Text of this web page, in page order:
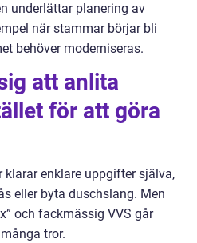
underlättar planering av
när stammar börjar bli
behöver moderniseras.
att anlita
för att göra
klarar enklare uppgifter själva,
eller byta duschslang. Men
och fackmässig VVS går
tror.